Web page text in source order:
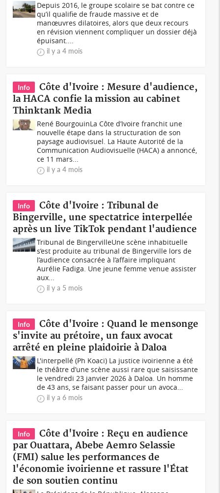
Depuis 2016, le groupe scolaire se bat contre ce
qu’il qualifie de fraude massive et de
manœuvres dilatoires, alors que deux recours
en révision viennent compliquer un dossier déjà
épuisant....
il y a 4 mois
Info
Côte d'Ivoire : Mesure d'audience,
la HACA confie la mission au cabinet
Thinktank Media
René BourgouinLa Côte d’Ivoire franchit une
nouvelle étape dans la structuration de son
paysage audiovisuel. La Haute Autorité de la
Communication Audiovisuelle (HACA) a annoncé,
ce 11 mars...
il y a 4 mois
Info
Côte d'Ivoire : Tribunal de
Bingerville, une spectatrice interpellée
après un live TikTok pendant l'audience
Tribunal de BingervilleUne scène inhabituelle
s’est produite au tribunal de Bingerville lors de
l’audience consacrée à l’affaire impliquant
Aurélie Fadiga. Une jeune femme venue assister
aux...
il y a 5 mois
Info
Côte d'Ivoire : Quand le mensonge
s'invite au prétoire, un faux avocat
arrêté en pleine plaidoirie à Daloa
L'interpellé (Ph Koaci) La justice ivoirienne a été
le théâtre d’une scène aussi rare que saisissante
le vendredi 23 janvier 2026 à Daloa. Un homme
de 43 ans, se faisant passer pour un avoca...
il y a 6 mois
Info
Côte d'Ivoire : Reçu en audience
par Ouattara, Abebe Aemro Selassie
(FMI) salue les performances de
l'économie ivoirienne et rassure l'État
de son soutien continu